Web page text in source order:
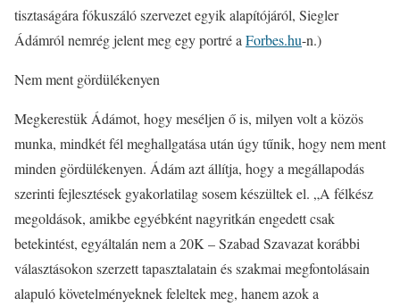
tisztaságára fókuszáló szervezet egyik alapítójáról, Siegler
Ádámról nemrég jelent meg egy portré a Forbes.hu-n.)
Nem ment gördülékenyen
Megkerestük Ádámot, hogy meséljen ő is, milyen volt a közös
munka, mindkét fél meghallgatása után úgy tűnik, hogy nem ment
minden gördülékenyen. Ádám azt állítja, hogy a megállapodás
szerinti fejlesztések gyakorlatilag sosem készültek el. „A félkész
megoldások, amikbe egyébként nagyritkán engedett csak
betekintést, egyáltalán nem a 20K – Szabad Szavazat korábbi
választásokon szerzett tapasztalatain és szakmai megfontolásain
alapuló követelményeknek feleltek meg, hanem azok a